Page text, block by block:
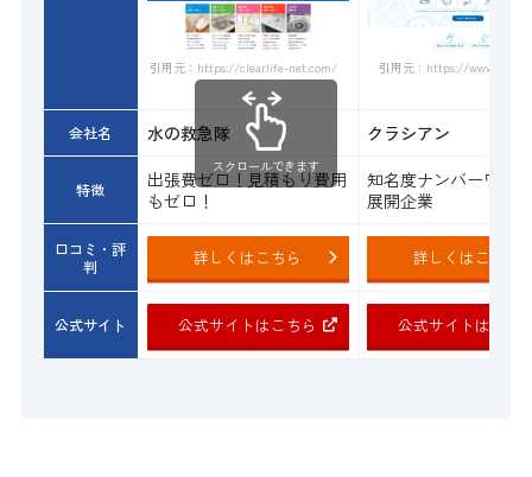
引用元：https://clearlife-net.com/ 引用元：https://
会社名 水の救急隊 クラシアン
特徴
出張費ゼロ！見積もり費用
もゼロ！
知名度ナンバーワン
展開企業
口コミ・評
判
詳しくはこちら 詳しくはこちら
公式サイト 公式サイトはこちら 公式サイトはこち
スクロールできます